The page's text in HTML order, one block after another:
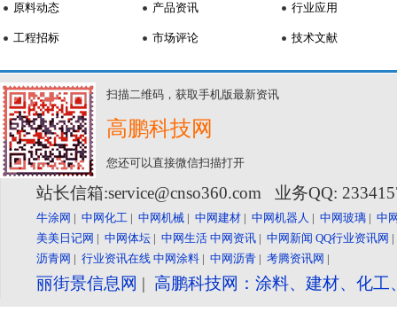
原料动态
工程招标
产品资讯
市场评论
行业应用
技术文献
扫描二维码，获取手机版最新资讯
高鹏科技网
您还可以直接微信扫描打开
站长信箱:service@cnso360.com 业务QQ:
牛涂网 | 中网化工 | 中网机械 | 中网建材 | 中网机器人 | 中网玻璃 | 中
美美日记网 | 中网体坛 | 中网生活 中网资讯 | 中网新闻 QQ行业资讯网
沥青网 | 行业资讯在线 中网涂料 | 中网沥青 | 考腾资讯网 |
丽街景信息网 | 高鹏科技网：涂料、建材、化